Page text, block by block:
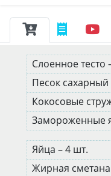
Слоенное тесто
Песок сахарный
Кокосовые
Замороженные
Яйца – 4 шт.
Жирная сметана